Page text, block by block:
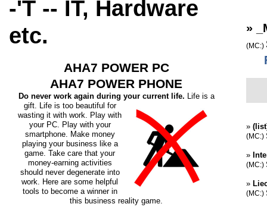
-'T -- IT, Hardware
etc.
AHA7 POWER PC
AHA7 POWER PHONE
Do never work again during your current life. Life is a
gift. Life is too beautiful for
wasting it with work. Play with
your PC. Play with your
smartphone. Make money
playing your business like a
game. Take care that your
money-earning activities
should never degenerate into
work. Here are some helpful
tools to become a winner in
this business reality game.
»
(MC:)
»
(MC:)
»
(MC:)
»
(MC:)